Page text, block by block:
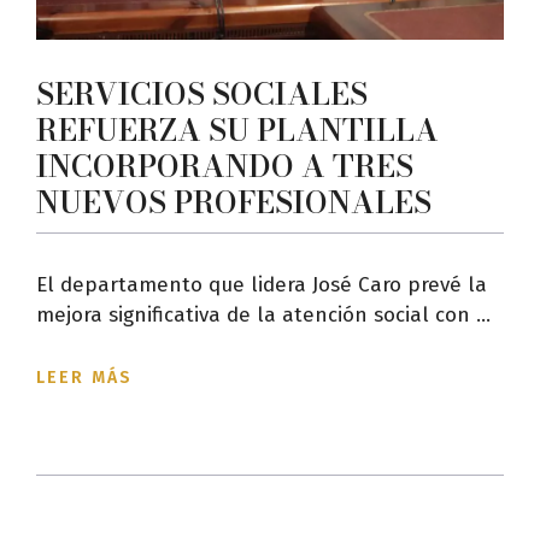
SERVICIOS SOCIALES
REFUERZA SU PLANTILLA
INCORPORANDO A TRES
NUEVOS PROFESIONALES
El departamento que lidera José Caro prevé la
mejora significativa de la atención social con ...
LEER MÁS